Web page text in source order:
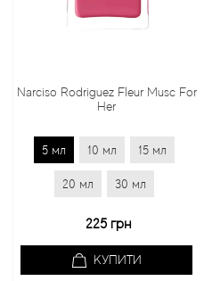
Rodriguez Fleur Musc For
Her
5 мл 10 мл 15 мл
20 мл 30 мл
225 грн
КУПИТИ